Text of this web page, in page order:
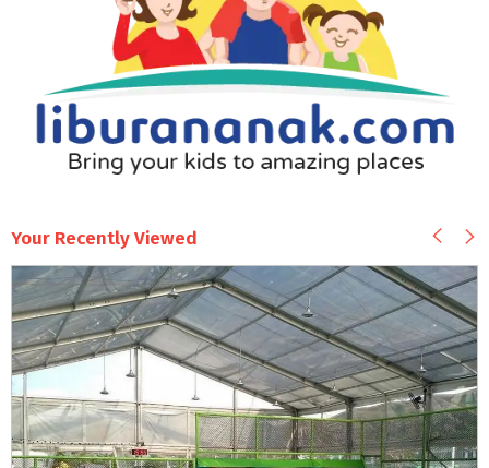
Your Recently Viewed